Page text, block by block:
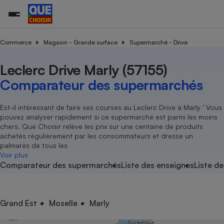
Commerce Magasin - Grande surface Supermarché - Drive
Leclerc Drive Marly (57155)
Comparateur des supermarchés
Est-il intéressant de faire ses courses au Leclerc Drive à Marly ’ Vous
pouvez analyser rapidement si ce supermarché est parmi les moins
chers. Que Choisir relève les prix sur une centaine de produits
achetés régulièrement par les consommateurs et dresse un
palmarès de tous les
Voir plus
Comparateur des supermarchésListe des enseignesListe
Grand Est Moselle Marly
Magasin - Grande surface
Méthode de vente -
Organismes de défense
Système judiciairegratuit
Déchet
Achat - Vente - Travaux
Location
Sport
électrique
Démarche administrative
Senior
Service marchand
Train
Transport aérien
Toutes les actualités
Enquêtes
Guides d'achat
Conseils
Brèves
Tous les services
Soumettre un litige
Lettres types
Rencontrer une association locale
Tous nos combats
Nos actions
Nos grandes victoires
Les billets de la présidente
Nos associations locales
Nous rejoindre
En savoir plus sur Que Choisir Ensemble
L’association
Nos missions
Notre méthodologie
Notre financement
Nos partenaires
Nous rejoindre